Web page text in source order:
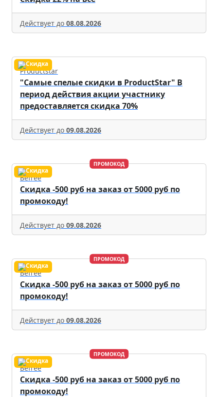
Действует до 08.08.2026
Productstar
"Самые спелые скидки в ProductStar" В
период действия акции участнику
предоставляется скидка 70%
Действует до 09.08.2026
ПРОМОКОД
Befree
Скидка -500 руб на заказ от 5000 руб по
промокоду!
Действует до 09.08.2026
ПРОМОКОД
Befree
Скидка -500 руб на заказ от 5000 руб по
промокоду!
Действует до 09.08.2026
ПРОМОКОД
Befree
Скидка -500 руб на заказ от 5000 руб по
промокоду!